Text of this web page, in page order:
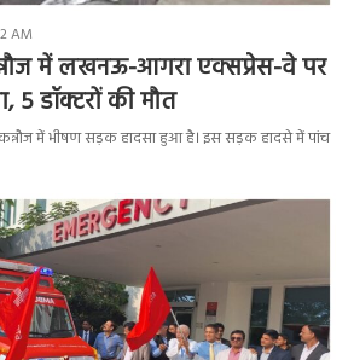
AM
में लखनऊ-आगरा एक्सप्रेस-वे पर
डॉक्टरों की मौत
में भीषण सड़क हादसा हुआ है। इस सड़क हादसे में पांच